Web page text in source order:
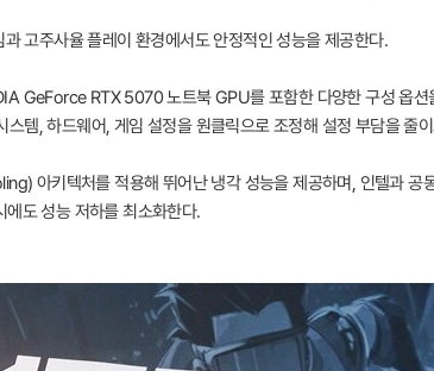
고주사율 플레이 환경에서도 안정적인 성능을 제공한다.
GeForce RTX 5070 노트북 GPU를 포함한 다양한 구성 옵션
템, 하드웨어, 게임 설정을 원클릭으로 조정해 설정 부담을 줄
아키텍처를 적용해 뛰어난 냉각 성능을 제공하며, 인텔과 공
도 성능 저하를 최소화한다.